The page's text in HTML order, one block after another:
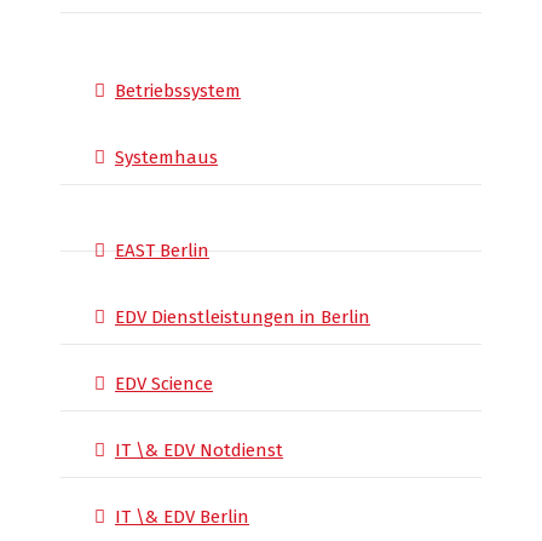
Betriebssystem
Systemhaus
EAST Berlin
EDV Dienstleistungen in Berlin
EDV Science
IT \& EDV Notdienst
IT \& EDV Berlin